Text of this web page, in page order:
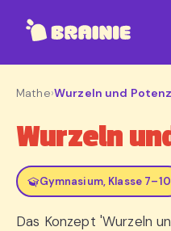
Mathe›Wurzeln und
Wurzeln
Gymnasium, Klasse 7–10
Das Konzept 'Wurzeln